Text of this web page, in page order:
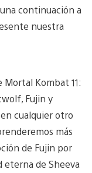
continuación a
nuestra
Mortal Kombat 11:
Fujin y
cualquier otro
más
de Fujin por
eterna de Sheeva